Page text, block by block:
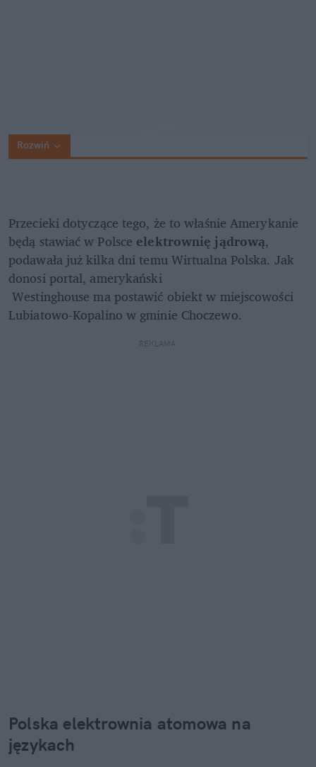
Rozwiń
Przecieki dotyczące tego, że to właśnie Amerykanie
będą stawiać w Polsce elektrownię jądrową,
podawała już kilka dni temu Wirtualna Polska. Jak
donosi portal, amerykański
Westinghouse ma postawić obiekt w miejscowości
Lubiatowo-Kopalino w gminie Choczewo.
REKLAMA
Polska elektrownia atomowa na
językach